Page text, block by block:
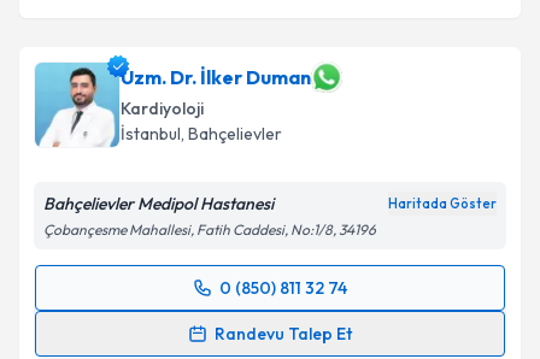
Uzm. Dr. İlker Duman
Kardiyoloji
İstanbul, Bahçelievler
Bahçelievler Medipol Hastanesi
Çobançesme Mahallesi, Fatih Caddesi, No:1/8, 34196
0 (850) 811 32 74
Randevu Talep Et
Randevu Takvimi Talebi